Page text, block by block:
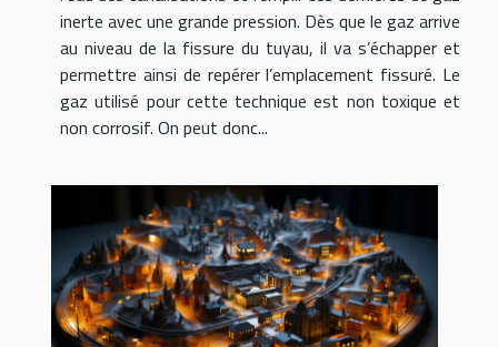
inerte avec une grande pression. Dès que le gaz arrive
au niveau de la fissure du tuyau, il va s’échapper et
permettre ainsi de repérer l’emplacement fissuré. Le
gaz utilisé pour cette technique est non toxique et
non corrosif. On peut donc...